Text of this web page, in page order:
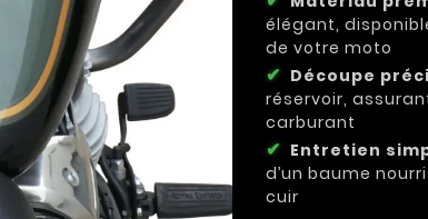
élégant,
de votre moto
Découpe
réservoir,
carburant
Entretien
d’un baume
cuir